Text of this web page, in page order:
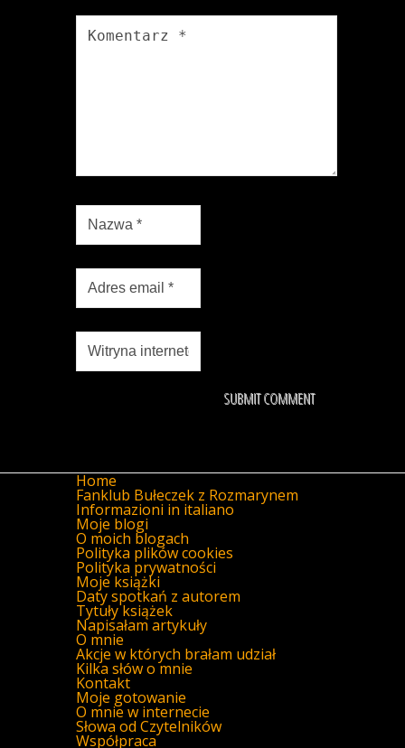
Home
Fanklub Bułeczek z Rozmarynem
Informazioni in italiano
Moje blogi
O moich blogach
Polityka plików cookies
Polityka prywatności
Moje książki
Daty spotkań z autorem
Tytuły książek
Napisałam artykuły
O mnie
Akcje w których brałam udział
Kilka słów o mnie
Kontakt
Moje gotowanie
O mnie w internecie
Słowa od Czytelników
Współpraca